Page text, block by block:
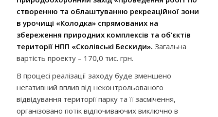
створенню та облаштуванню рекреаційної зони
в урочищі «Колодка» спрямованих на
збереження природних комплексів та об’єктів
території НПП «Сколівські Бескиди». Загальна
вартість проекту – 170,0 тис. грн.
В процесі реалізації заходу буде зменшено
негативний вплив від неконтрольованого
відвідування території парку та її засмічення,
організовано потік відпочиваючих виключно в